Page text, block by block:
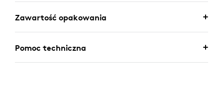
Zawartość opakowania
Pomoc techniczna